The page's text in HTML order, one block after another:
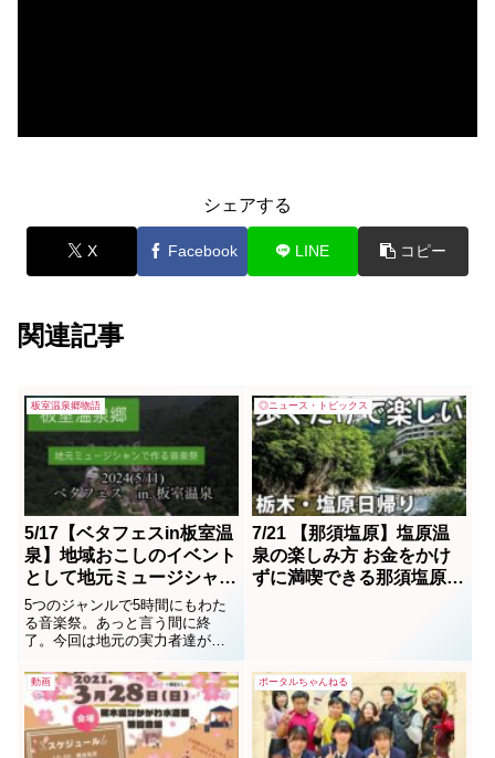
シェアする
X Facebook LINE コピー
関連記事
板室温泉郷物語
5/17【ベタフェスin板室温
泉】地域おこしのイベント
として地元ミュージシャン
達による実力の音楽祭。こ
れを見て来年はGO！板室
です
5つのジャンルで5時間にもわた
る音楽祭。あっと言う間に終
了。今回は地元の実力者達が集
された。ベタースタンスは続編
をただいま編集中。近日中にア
ップします
◎ニュース・トピックス
7/21 【那須塩原】塩原温
泉の楽しみ方 お金をかけ
ずに満喫できる那須塩原駅
動画 ポータルちゃんねる